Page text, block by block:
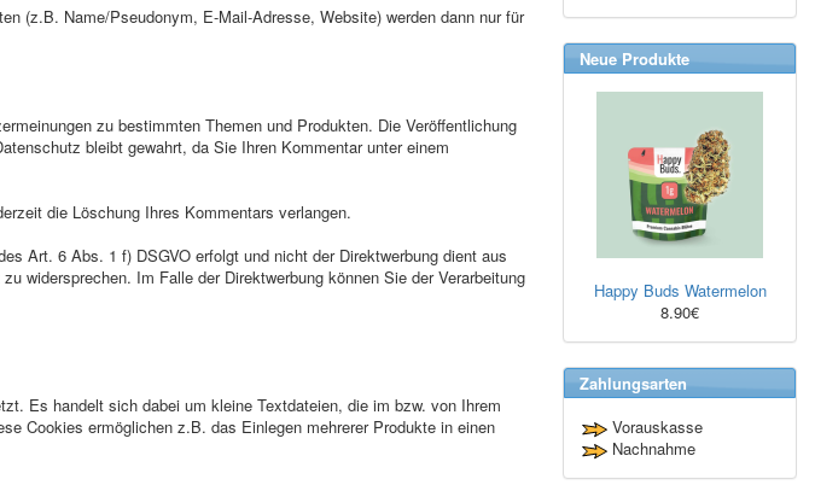
(z.B. Name/Pseudonym, E-Mail-Adresse, Website) werden dann nur für
zu bestimmten Themen und Produkten. Die Veröffentlichung
bleibt gewahrt, da Sie Ihren Kommentar unter einem
die Löschung Ihres Kommentars verlangen.
Art. 6 Abs. 1 f) DSGVO erfolgt und nicht der Direktwerbung dient aus
widersprechen. Im Falle der Direktwerbung können Sie der Verarbeitung
Es handelt sich dabei um kleine Textdateien, die im bzw. von Ihrem
Cookies ermöglichen z.B. das Einlegen mehrerer Produkte in einen
Neue Produkte
Happy Buds Watermelon
8.90€
Zahlungsarten
Vorauskasse
Nachnahme